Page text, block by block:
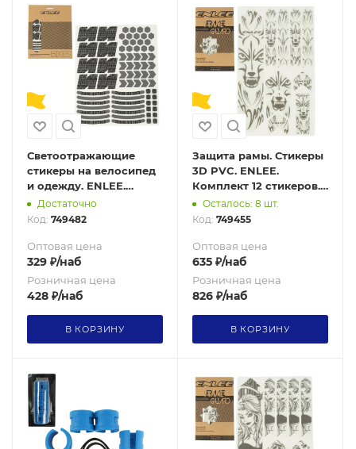
Светоотражающие
стикеры на велосипед
и одежду. ENLEE.
Diamond reflective
material.
Вес 50гр
Достаточно
Код: 749482
Оптовая цена
329 ₽/наб
Розничная цена
428 ₽/наб
В КОРЗИНУ
Защита рамы. Стикеры
3D PVC. ENLEE.
Комплект 12 стикеров.
200 микрон. 3D Pack 2
Осталось: 8 шт.
Код: 749455
Оптовая цена
635 ₽/наб
Розничная цена
826 ₽/наб
В КОРЗИНУ